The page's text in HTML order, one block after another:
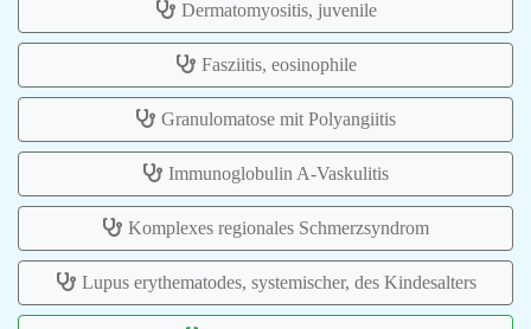
Dermatomyositis, juvenile
Fasziitis, eosinophile
Granulomatose mit Polyangiitis
Immunoglobulin A-Vaskulitis
Komplexes regionales Schmerzsyndrom
Lupus erythematodes, systemischer, des Kindesalters